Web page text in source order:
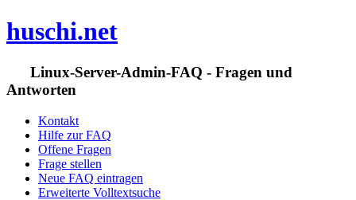
huschi.net
Linux-Server-Admin-FAQ - Fragen und
Antworten
Kontakt
Hilfe zur FAQ
Offene Fragen
Frage stellen
Neue FAQ eintragen
Erweiterte Volltextsuche